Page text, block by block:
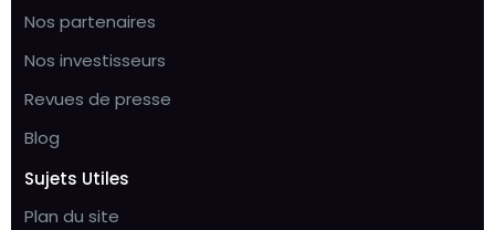
Nos partenaires
Nos investisseurs
Revues de presse
Blog
Sujets Utiles
Plan du site